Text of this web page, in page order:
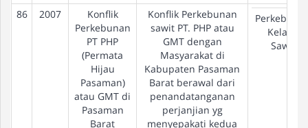
86 2007
Konflik
Perkebunan
PT PHP
(Permata
Hijau
Pasaman)
atau GMT di
Pasaman
Barat
Konflik Perkebunan
sawit PT. PHP atau
GMT dengan
Masyarakat di
Kabupaten Pasaman
Barat berawal dari
penandatanganan
perjanjian yg
menyepakati kedua
Kelapa
Sawit